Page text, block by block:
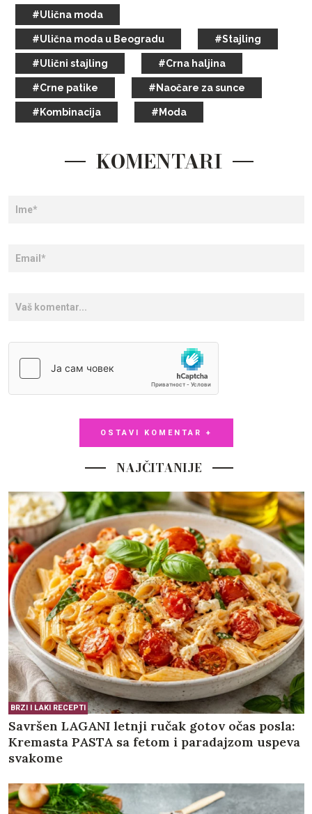
#Ulična moda
#Ulična moda u Beogradu #Stajling
#Ulični stajling #Crna haljina
#Crne patike #Naočare za sunce
#Kombinacija #Moda
KOMENTARI
OSTAVI KOMENTAR +
NAJČITANIJE
BRZI I LAKI RECEPTI
Savršen LAGANI letnji ručak gotov očas posla:
Kremasta PASTA sa fetom i paradajzom uspeva
svakome